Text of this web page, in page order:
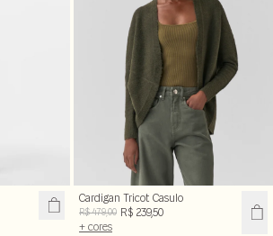
Cardigan Tricot Casulo
R$ 479,00 R$ 239,50
+ cores